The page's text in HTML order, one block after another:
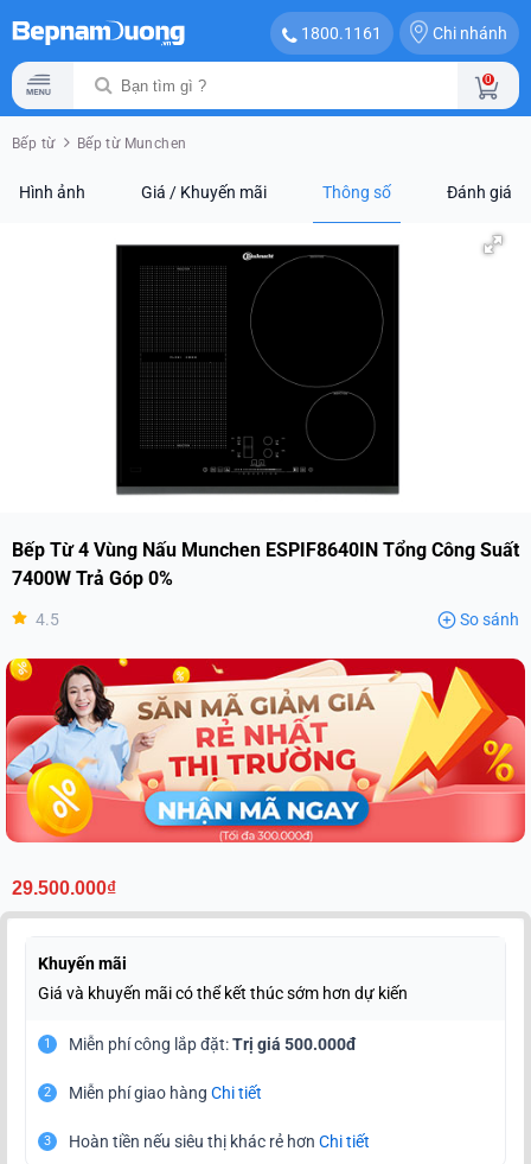
1800.1161 Chi nhánh
0
Bếp từ Bếp từ Munchen
Hình ảnh Giá / Khuyến mãi Thông số Đánh giá
Bếp Từ 4 Vùng Nấu Munchen ESPIF8640IN Tổng Công Suất
7400W Trả Góp 0%
4.5 So sánh
29.500.000₫
Khuyến mãi
Giá và khuyến mãi có thể kết thúc sớm hơn dự kiến
1 Miễn phí công lắp đặt:Trị giá 500.000đ
2 Miễn phí giao hàng Chi tiết
3 Hoàn tiền nếu siêu thị khác rẻ hơn Chi tiết